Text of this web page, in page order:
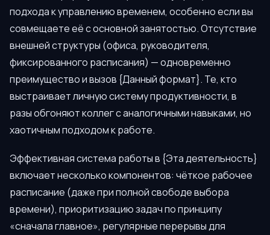
подхода к управлению временем, особенно если вы
совмещаете её с основной занятостью. Отсутствие
внешней структуры (офиса, руководителя,
фиксированного расписания) — одновременно
преимущество и вызов {Данный формат}. Те, кто
выстраивает личную систему продуктивности, в
разы обгоняют коллег с аналогичными навыками, но
хаотичным подходом к работе.
Эффективная система работы в {Эта деятельность}
включает несколько компонентов: чёткое рабочее
расписание (даже при полной свободе выбора
времени), приоритизацию задач по принципу
«сначала главное», регулярные перерывы для